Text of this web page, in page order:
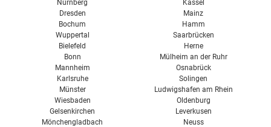
Nürnberg
Dresden
Bochum
Wuppertal
Bielefeld
Bonn
Mannheim
Karlsruhe
Münster
Wiesbaden
Gelsenkirchen
Mönchengladbach
Kassel
Mainz
Hamm
Saarbrücken
Herne
Mülheim an der Ruhr
Osnabrück
Solingen
Ludwigshafen am Rhein
Oldenburg
Leverkusen
Neuss